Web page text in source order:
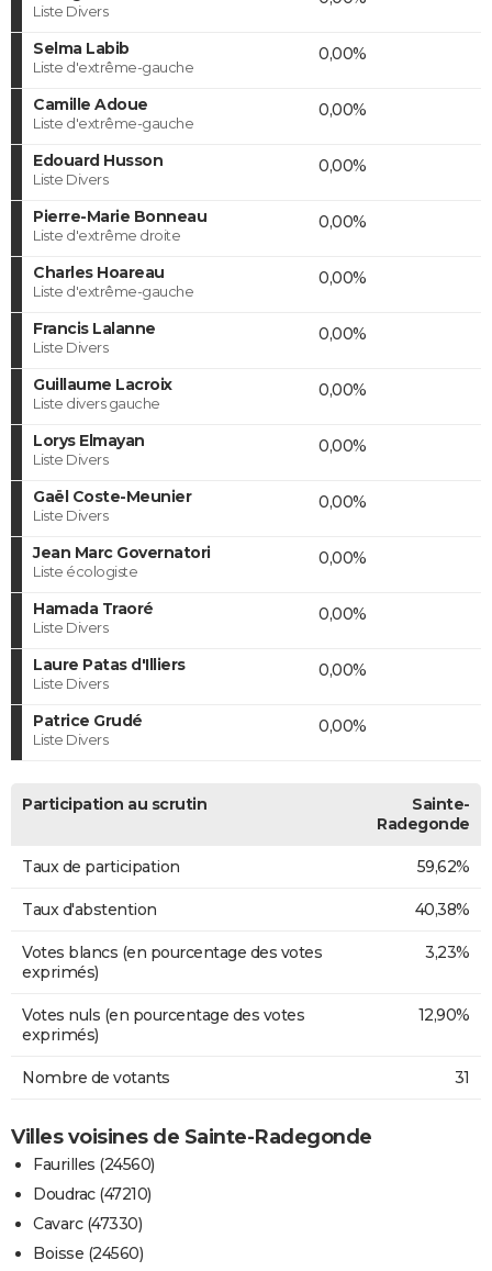
Liste Divers
Selma Labib
Liste d'extrême-gauche
0,00%
Camille Adoue
Liste d'extrême-gauche
0,00%
Edouard Husson
Liste Divers
0,00%
Pierre-Marie Bonneau
Liste d'extrême droite
0,00%
Charles Hoareau
Liste d'extrême-gauche
0,00%
Francis Lalanne
Liste Divers
0,00%
Guillaume Lacroix
Liste divers gauche
0,00%
Lorys Elmayan
Liste Divers
0,00%
Gaël Coste-Meunier
Liste Divers
0,00%
Jean Marc Governatori
Liste écologiste
0,00%
Hamada Traoré
Liste Divers
0,00%
Laure Patas d'Illiers
Liste Divers
0,00%
Patrice Grudé
Liste Divers
0,00%
Participation au scrutin
Sainte-
Radegonde
Taux de participation 59,62%
Taux d'abstention 40,38%
Votes blancs (en pourcentage des votes
exprimés)
3,23%
Votes nuls (en pourcentage des votes
exprimés)
12,90%
Nombre de votants 31
Villes voisines de Sainte-Radegonde
Faurilles (24560)
Doudrac (47210)
Cavarc (47330)
Boisse (24560)